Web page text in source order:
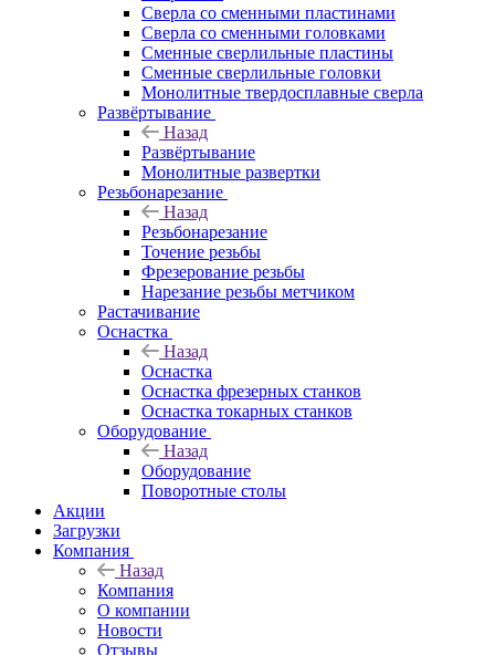
Сверла со сменными пластинами
Сверла со сменными головками
Сменные сверлильные пластины
Сменные сверлильные головки
Монолитные твердосплавные сверла
Развёртывание
Назад
Развёртывание
Монолитные развертки
Резьбонарезание
Назад
Резьбонарезание
Точение резьбы
Фрезерование резьбы
Нарезание резьбы метчиком
Растачивание
Оснастка
Назад
Оснастка
Оснастка фрезерных станков
Оснастка токарных станков
Оборудование
Назад
Оборудование
Поворотные столы
Акции
Загрузки
Компания
Назад
Компания
О компании
Новости
Отзывы